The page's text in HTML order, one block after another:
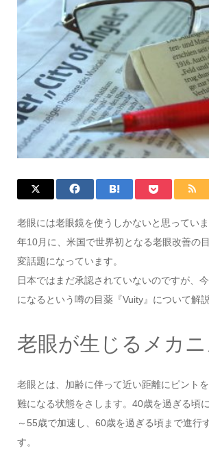
老眼には老眼鏡を使うしかないと思ってい
年10月に、米国で世界初となる老眼改善の
変話題になっています。
日本ではまだ承認されていないのですが、
になるという噂の目薬『Vuity』について解
老眼が生じるメカ
老眼とは、加齢に伴って近い距離にピント
難になる状態をさします。40歳を過ぎる頃
～55歳で加速し、60歳を過ぎる頃まで進行
す。